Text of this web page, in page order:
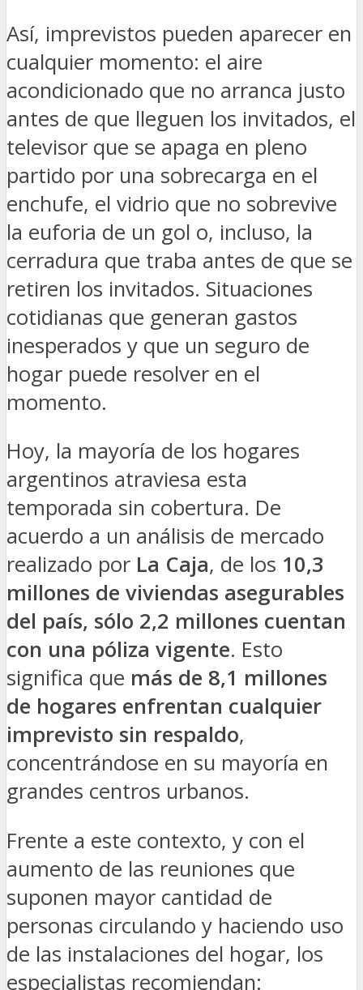
Así, imprevistos pueden aparecer en
cualquier momento: el aire
acondicionado que no arranca justo
antes de que lleguen los invitados, el
televisor que se apaga en pleno
partido por una sobrecarga en el
enchufe, el vidrio que no sobrevive
la euforia de un gol o, incluso, la
cerradura que traba antes de que se
retiren los invitados. Situaciones
cotidianas que generan gastos
inesperados y que un seguro de
hogar puede resolver en el
momento.
Hoy, la mayoría de los hogares
argentinos atraviesa esta
temporada sin cobertura. De
acuerdo a un análisis de mercado
realizado por La Caja, de los 10,3
millones de viviendas asegurables
del país, sólo 2,2 millones cuentan
con una póliza vigente. Esto
significa que más de 8,1 millones
de hogares enfrentan cualquier
imprevisto sin respaldo,
concentrándose en su mayoría en
grandes centros urbanos.
Frente a este contexto, y con el
aumento de las reuniones que
suponen mayor cantidad de
personas circulando y haciendo uso
de las instalaciones del hogar, los
especialistas recomiendan: